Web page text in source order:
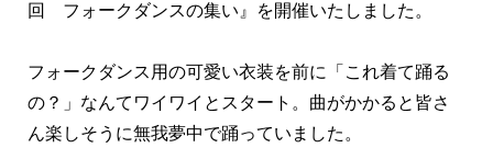
回 フォークダンスの集い』を開催いたしました。
フォークダンス用の可愛い衣装を前に「これ着て踊る
の？」なんてワイワイとスタート。曲がかかると皆さ
ん楽しそうに無我夢中で踊っていました。